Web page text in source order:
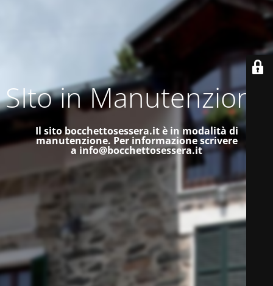
SIto in Manutenzione
Il sito bocchettosessera.it è in modalità di
manutenzione. Per informazione scrivere
a info@bocchettosessera.it